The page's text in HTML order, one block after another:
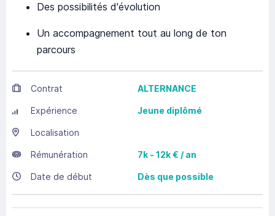
Des possibilités d'évolution
Un accompagnement tout au long de ton
parcours
Contrat ALTERNANCE
Expérience Jeune diplômé
Localisation
Rémunération 7k - 12k € / an
Date de début Dès que possible